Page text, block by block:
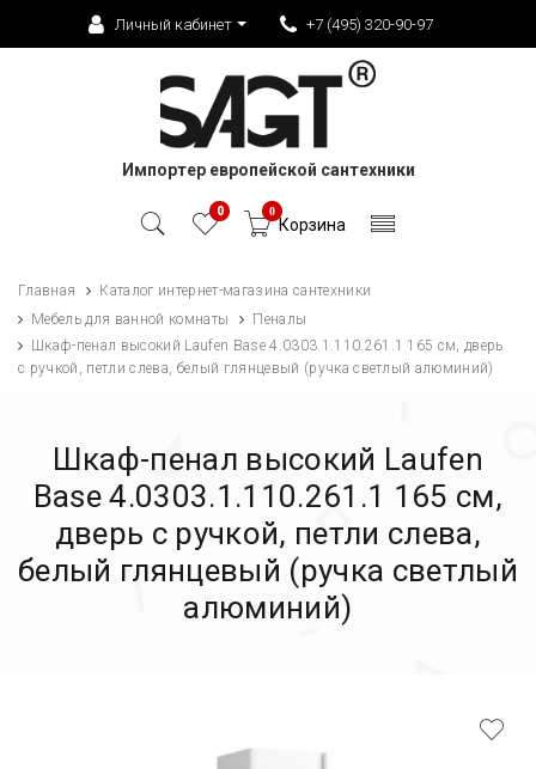
Личный кабинет +7 (495) 320-90-97
Импортер европейской сантехники
0 0
Корзина
Главная
Каталог интернет-магазина сантехники
Мебель для ванной комнаты
Пеналы
Шкаф-пенал высокий Laufen Base 4.0303.1.110.261.1 165 см, дверь
с ручкой, петли слева, белый глянцевый (ручка светлый алюминий)
Шкаф-пенал высокий Laufen
Base 4.0303.1.110.261.1 165 см,
дверь с ручкой, петли слева,
белый глянцевый (ручка светлый
алюминий)